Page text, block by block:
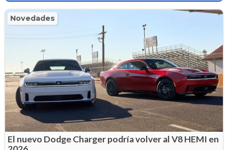
Novedades
El nuevo Dodge Charger podría volver al V8 HEMI en